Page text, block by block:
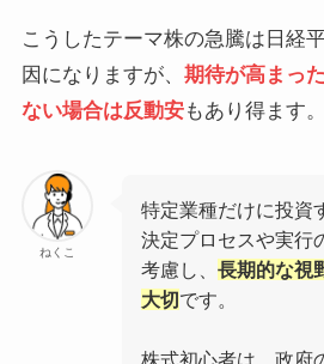
こうしたテーマ株の急騰は日経
因になりますが、 期待が高まっ
ない場合は反動安もあり得ます。
ねくこ
特定業種だけに投資
決定プロセスや実行
考慮し、長期的な視
大切です。
株式初心者は、政府